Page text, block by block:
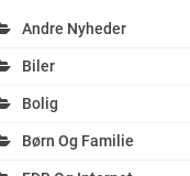
Andre Nyheder
Biler
Bolig
Børn Og Familie